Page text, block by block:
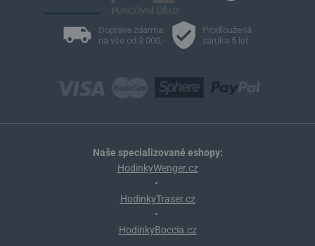
Doprava zdarma
na vše od 3 000,-
Prodloužená
záruka 5 let
Naše specializované eshopy:
HodinkyWenger.cz
•
HodinkyTraser.cz
•
HodinkyBoccia.cz